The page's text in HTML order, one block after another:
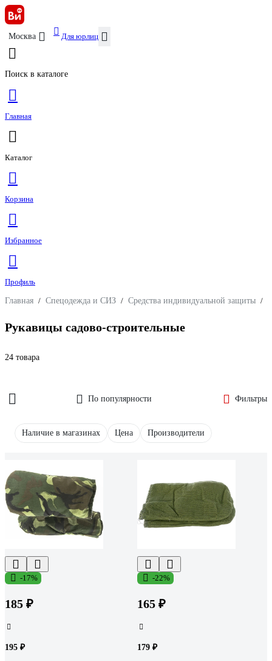
Москва Для юрлиц
Поиск в каталоге
Главная
Каталог
Корзина
Избранное
Профиль
Главная / Спецодежда и СИЗ / Средства индивидуальной защиты /
Рукавицы садово-строительные
24 товара
По популярности Фильтры
Наличие в магазинах Цена Производители
-17%
185 ₽
195 ₽
-22%
165 ₽
179 ₽